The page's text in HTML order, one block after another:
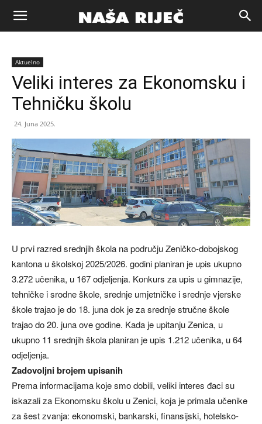
Naša
riječ
Aktuelno
Veliki interes za Ekonomsku i
Tehničku školu
24. Juna 2025.
U prvi razred srednjih škola na području Zeničko-dobojskog
kantona u školskoj 2025/2026. godini planiran je upis ukupno
3.272 učenika, u 167 odjeljenja. Konkurs za upis u gimnazije,
tehničke i srodne škole, srednje umjetničke i srednje vjerske
škole trajao je do 18. juna dok je za srednje stručne škole
trajao do 20. juna ove godine. Kada je upitanju Zenica, u
ukupno 11 srednjih škola planiran je upis 1.212 učenika, u 64
odjeljenja.
Zadovoljni brojem upisanih
Prema informacijama koje smo dobili, veliki interes đaci su
iskazali za Ekonomsku školu u Zenici, koja je primala učenike
za šest zvanja: ekonomski, bankarski, finansijski, hotelsko-